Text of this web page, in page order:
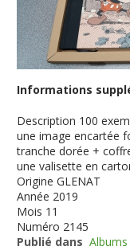
Informations
Description 100
une image encartée
tranche dorée +
une valisette en
Origine GLENAT
Année 2019
Mois 11
Numéro 2145
Publié dans